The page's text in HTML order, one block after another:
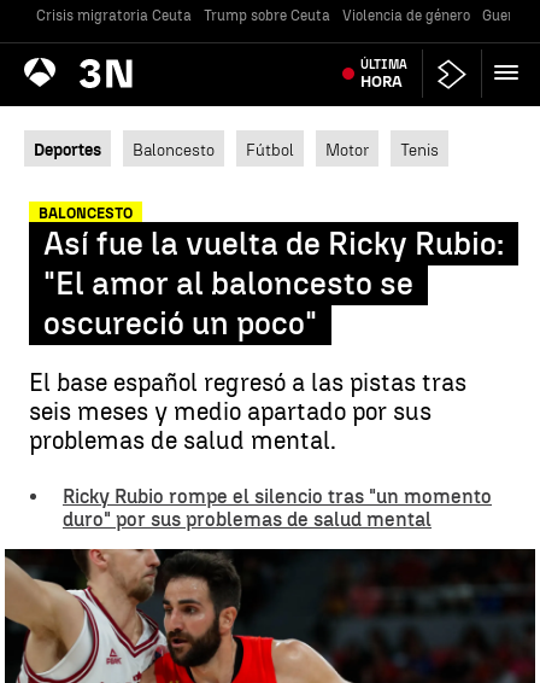
Crisis migratoria Ceuta Trump sobre Ceuta Violencia de género Guerra
Antena
3 Noticias ÚLTIMA
HORA
Deportes Baloncesto Fútbol Motor Tenis
BALONCESTO
Así fue la vuelta de Ricky Rubio:
"El amor al baloncesto se
oscureció un poco"
El base español regresó a las pistas tras
seis meses y medio apartado por sus
problemas de salud mental.
Ricky Rubio rompe el silencio tras "un momento
duro" por sus problemas de salud mental
Así fue la vuelta de Ricky Rubio: "El amor al baloncesto se oscureció
un poco" |
EFE